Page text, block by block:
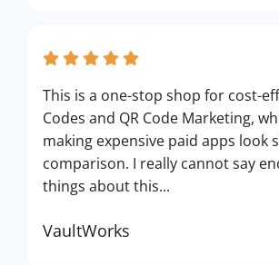
This is a one-stop shop for cost-
Codes and QR Code Marketing,
making expensive paid apps look
comparison. I really cannot say
things about this...
VaultWorks